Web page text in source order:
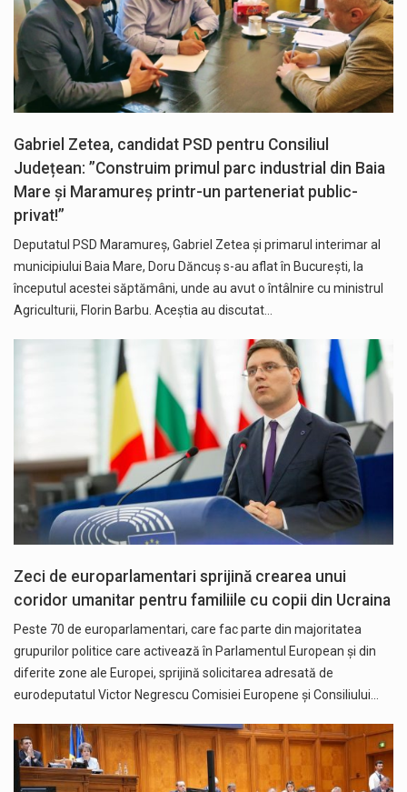
Gabriel Zetea, candidat PSD pentru Consiliul
Județean: ”Construim primul parc industrial din Baia
Mare și Maramureș printr-un parteneriat public-
privat!”
Deputatul PSD Maramureș, Gabriel Zetea și primarul interimar al
municipiului Baia Mare, Doru Dăncuș s-au aflat în București, la
începutul acestei săptămâni, unde au avut o întâlnire cu ministrul
Agriculturii, Florin Barbu. Aceștia au discutat…
Zeci de europarlamentari sprijină crearea unui
coridor umanitar pentru familiile cu copii din Ucraina
Peste 70 de europarlamentari, care fac parte din majoritatea
grupurilor politice care activează în Parlamentul European și din
diferite zone ale Europei, sprijină solicitarea adresată de
eurodeputatul Victor Negrescu Comisiei Europene și Consiliului…